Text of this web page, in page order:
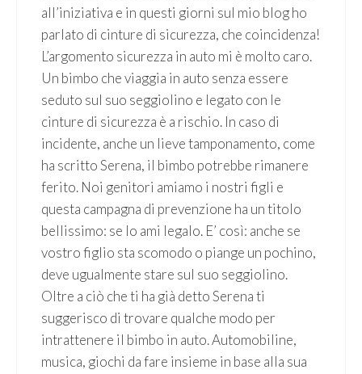
all’iniziativa e in questi giorni sul mio blog ho
parlato di cinture di sicurezza, che coincidenza!
L’argomento sicurezza in auto mi è molto caro.
Un bimbo che viaggia in auto senza essere
seduto sul suo seggiolino e legato con le
cinture di sicurezza è a rischio. In caso di
incidente, anche un lieve tamponamento, come
ha scritto Serena, il bimbo potrebbe rimanere
ferito. Noi genitori amiamo i nostri figli e
questa campagna di prevenzione ha un titolo
bellissimo: se lo ami legalo. E’ così: anche se
vostro figlio sta scomodo o piange un pochino,
deve ugualmente stare sul suo seggiolino.
Oltre a ciò che ti ha già detto Serena ti
suggerisco di trovare qualche modo per
intrattenere il bimbo in auto. Automobiline,
musica, giochi da fare insieme in base alla sua